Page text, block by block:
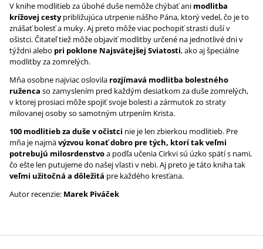
V knihe modlitieb za úbohé duše nemôže chýbať ani modlitba
krížovej cestypribližujúca utrpenie nášho Pána, ktorý vedel, čo je to
znášať bolesť a muky. Aj preto môže viac pochopiť strasti duší v
ošistci. Čitateľ tiež môže objaviť modlitby určené na jednotlivé dni v
týždni alebo pri poklone Najsvätejšej Sviatosti, ako aj špeciálne
modlitby za zomrelých.
Mňa osobne najviac oslovila rozjímavá modlitba bolestného
ruženca so zamyslením pred každým desiatkom za duše zomrelých,
v ktorej prosiaci môže spojiť svoje bolesti a zármutok zo straty
milovanej osoby so samotným utrpením Krista.
100 modlitieb za duše v očistci nie je len zbierkou modlitieb. Pre
mňa je najmävýzvou konať dobro pre tých, ktorí tak veľmi
potrebujú milosrdenstvoa podľa učenia Cirkvi sú úzko spätí s nami,
čo ešte len putujeme do našej vlasti v nebi. Aj preto je táto kniha tak
veľmi užitočná a dôležitá pre každého kresťana.
Autor recenzie: Marek Piváček